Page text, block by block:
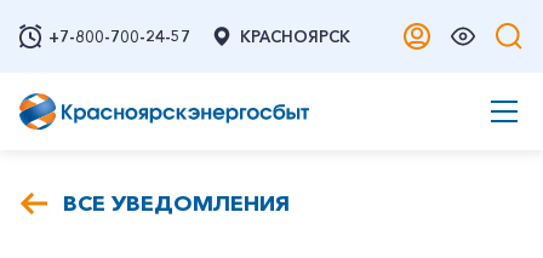
+7-800-700-24-57 КРАСНОЯРСК
ВСЕ УВЕДОМЛЕНИЯ